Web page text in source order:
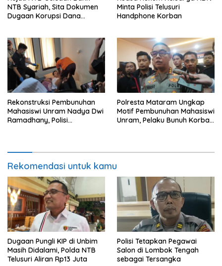
NTB Syariah, Sita Dokumen
Dugaan Korupsi Dana
Minta Polisi Telusuri
Handphone Korban
Rekonstruksi Pembunuhan
Mahasiswi Unram Nadya Dwi
Ramadhany, Polisi
Polresta Mataram Ungkap
Motif Pembunuhan Mahasiswi
Unram, Pelaku Bunuh Korban
Rekomendasi untuk kamu
Dugaan Pungli KIP di Unbim
Masih Didalami, Polda NTB
Telusuri Aliran Rp13 Juta
Polisi Tetapkan Pegawai
Salon di Lombok Tengah
sebagai Tersangka